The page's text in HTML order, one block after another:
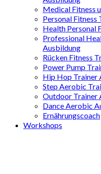
Medical Fitness
Personal Fitness
Health Personal
Professional
Ausbildung
Rücken Fitness
Power Pump
Hip Hop Trainer
Step Aerobic
Outdoor Trainer
Dance Aerobic
Ernährungscoach
Workshops